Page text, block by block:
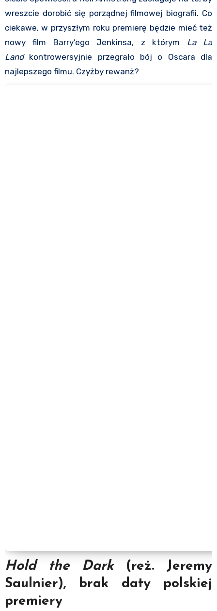
wreszcie dorobić się porządnej filmowej biografii. Co
ciekawe, w przyszłym roku premierę będzie mieć też
nowy film Barry’ego Jenkinsa, z którym La La
Land kontrowersyjnie przegrało bój o Oscara dla
najlepszego filmu. Czyżby rewanż?
Hold the Dark(reż. Jeremy
Saulnier), brak daty polskiej
premiery